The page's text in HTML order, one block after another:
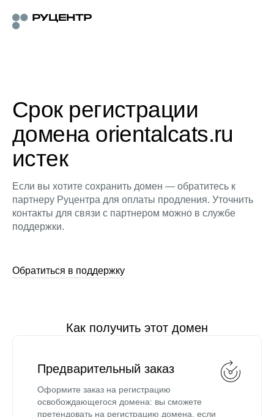
Срок регистрации
домена orientalcats.ru
истек
Если вы хотите сохранить домен — обратитесь к
партнеру Руцентра для оплаты продления. Уточнить
контакты для связи с партнером можно в службе
поддержки.
Обратиться в поддержку
Как получить этот домен
Предварительный заказ
Оформите заказ на регистрацию
освобождающегося домена: вы сможете
претендовать на регистрацию домена, если